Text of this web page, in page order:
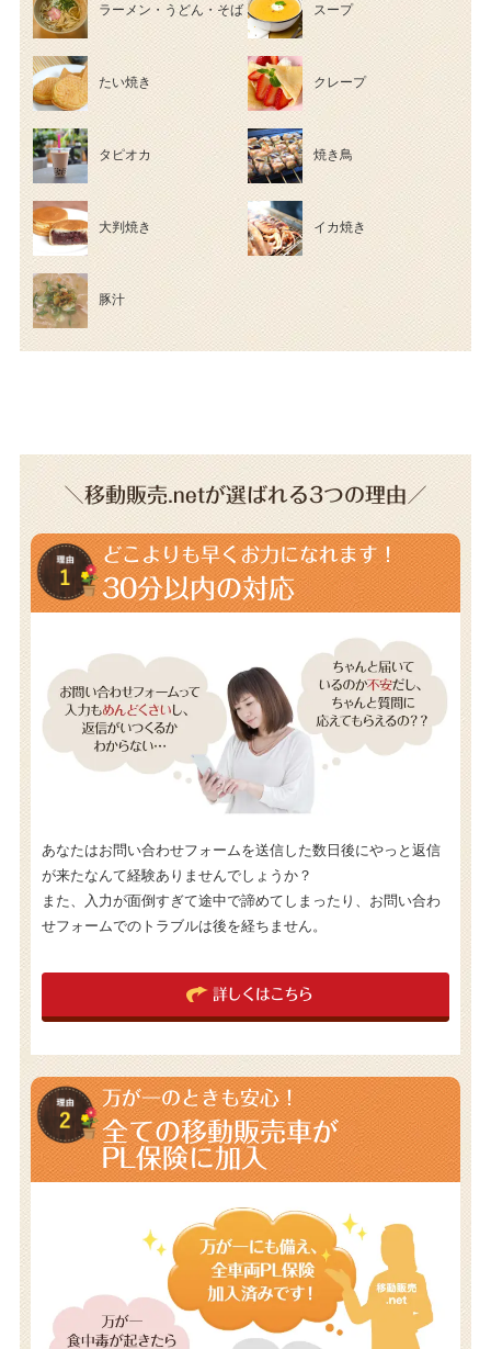
ラーメン・うどん・そば スープ
たい焼き クレープ
タピオカ 焼き鳥
大判焼き イカ焼き
豚汁
＼移動販売.netが選ばれる3つの理由／
どこよりも早くお力になれます！
30分以内の対応
あなたはお問い合わせフォームを送信した数日後にやっと返信
が来たなんて経験ありませんでしょうか？
また、入力が面倒すぎて途中で諦めてしまったり、お問い合わ
せフォームでのトラブルは後を経ちません。
詳しくはこちら
万が一のときも安心！
全ての移動販売車が
PL保険に加入